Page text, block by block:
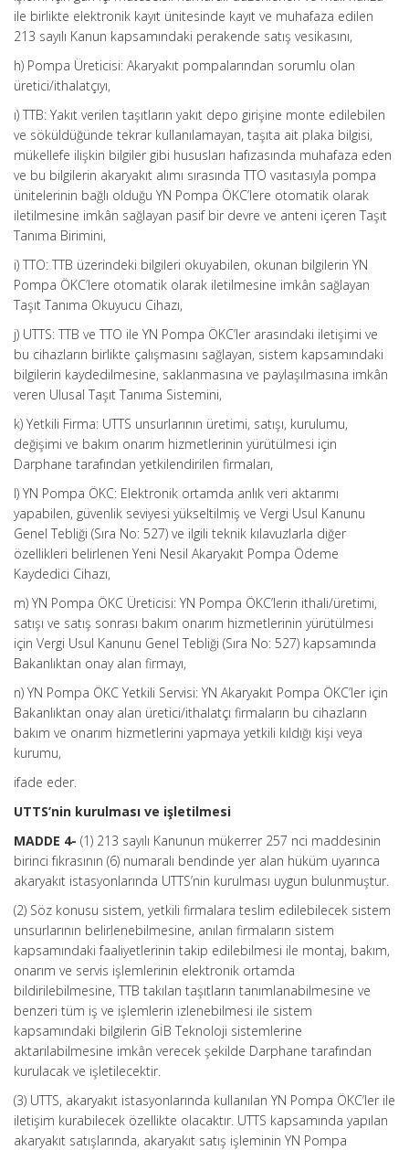
ile birlikte elektronik kayıt ünitesinde kayıt ve muhafaza edilen
213 sayılı Kanun kapsamındaki perakende satış vesikasını,
h) Pompa Üreticisi: Akaryakıt pompalarından sorumlu olan
üretici/ithalatçıyı,
ı) TTB: Yakıt verilen taşıtların yakıt depo girişine monte edilebilen
ve söküldüğünde tekrar kullanılamayan, taşıta ait plaka bilgisi,
mükellefe ilişkin bilgiler gibi hususları hafızasında muhafaza eden
ve bu bilgilerin akaryakıt alımı sırasında TTO vasıtasıyla pompa
ünitelerinin bağlı olduğu YN Pompa ÖKC’lere otomatik olarak
iletilmesine imkân sağlayan pasif bir devre ve anteni içeren Taşıt
Tanıma Birimini,
i) TTO: TTB üzerindeki bilgileri okuyabilen, okunan bilgilerin YN
Pompa ÖKC’lere otomatik olarak iletilmesine imkân sağlayan
Taşıt Tanıma Okuyucu Cihazı,
j) UTTS: TTB ve TTO ile YN Pompa ÖKC’ler arasındaki iletişimi ve
bu cihazların birlikte çalışmasını sağlayan, sistem kapsamındaki
bilgilerin kaydedilmesine, saklanmasına ve paylaşılmasına imkân
veren Ulusal Taşıt Tanıma Sistemini,
k) Yetkili Firma: UTTS unsurlarının üretimi, satışı, kurulumu,
değişimi ve bakım onarım hizmetlerinin yürütülmesi için
Darphane tarafından yetkilendirilen firmaları,
l) YN Pompa ÖKC: Elektronik ortamda anlık veri aktarımı
yapabilen, güvenlik seviyesi yükseltilmiş ve Vergi Usul Kanunu
Genel Tebliği (Sıra No: 527) ve ilgili teknik kılavuzlarla diğer
özellikleri belirlenen Yeni Nesil Akaryakıt Pompa Ödeme
Kaydedici Cihazı,
m) YN Pompa ÖKC Üreticisi: YN Pompa ÖKC’lerin ithali/üretimi,
satışı ve satış sonrası bakım onarım hizmetlerinin yürütülmesi
için Vergi Usul Kanunu Genel Tebliği (Sıra No: 527) kapsamında
Bakanlıktan onay alan firmayı,
n) YN Pompa ÖKC Yetkili Servisi: YN Akaryakıt Pompa ÖKC’ler için
Bakanlıktan onay alan üretici/ithalatçı firmaların bu cihazların
bakım ve onarım hizmetlerini yapmaya yetkili kıldığı kişi veya
kurumu,
ifade eder.
UTTS’nin kurulması ve işletilmesi
MADDE 4- (1) 213 sayılı Kanunun mükerrer 257 nci maddesinin
birinci fıkrasının (6) numaralı bendinde yer alan hüküm uyarınca
akaryakıt istasyonlarında UTTS’nin kurulması uygun bulunmuştur.
(2) Söz konusu sistem, yetkili firmalara teslim edilebilecek sistem
unsurlarının belirlenebilmesine, anılan firmaların sistem
kapsamındaki faaliyetlerinin takip edilebilmesi ile montaj, bakım,
onarım ve servis işlemlerinin elektronik ortamda
bildirilebilmesine, TTB takılan taşıtların tanımlanabilmesine ve
benzeri tüm iş ve işlemlerin izlenebilmesi ile sistem
kapsamındaki bilgilerin GİB Teknoloji sistemlerine
aktarılabilmesine imkân verecek şekilde Darphane tarafından
kurulacak ve işletilecektir.
(3) UTTS, akaryakıt istasyonlarında kullanılan YN Pompa ÖKC’ler ile
iletişim kurabilecek özellikte olacaktır. UTTS kapsamında yapılan
akaryakıt satışlarında, akaryakıt satış işleminin YN Pompa